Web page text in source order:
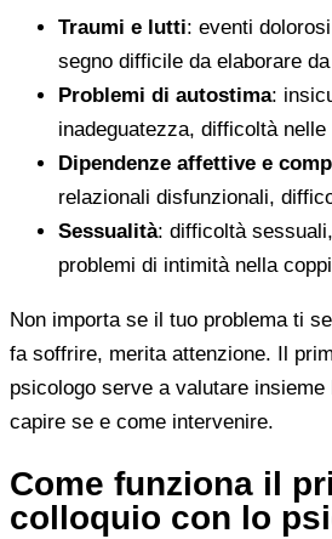
Traumi e lutti: eventi
segno difficile da elaborare
Problemi di autostima:
inadeguatezza, difficoltà nelle
Dipendenze affettive e
relazionali disfunzionali,
Sessualità: difficoltà
problemi di intimità nella
Non importa se il tuo problema ti
fa soffrire, merita attenzione. Il
psicologo serve a valutare
capire se e come intervenire.
Come funziona il
colloquio con lo